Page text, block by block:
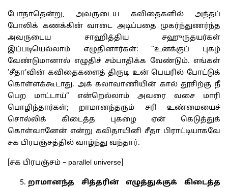
போதாதென்று, அவருடைய கவிதைகளில் அந்தப்
போலிக் கணக்கின் வாடை அடிப்பதை முகர்ந்துணர்ந்த
அவருடைய சாஹித்திய சஹுருதயர்கள்
இப்படியெல்லாம் எழுதினார்கள்: ”உனக்குப் புகழ்
வேண்டுமானால் எழுதிச் சம்பாதிக்க வேண்டும். எங்கள்
’சீதா’வின் கவிதைகளைத் திருடி உன் பெயரில் போட்டுக்
கொள்ளக்கூடாது. அக் கலாவாணியின் கால் தூசிற்கு நீ
பெற மாட்டாய்” என்றெல்லாம் அவரை வசை மாரி
பொழிந்தார்கள்; றாமானந்தரும் சரி உண்மையைச்
சொல்லிக் கிடைத்த புகழை ஏன் கெடுத்துக்
கொள்வானேன் என்று கவிதாயினி சீதா பிராட்டியாகவே
சக பிரபஞ்சத்தில் வாழ்ந்து வந்தார்.
[சக பிரபஞ்சம் – parallel universe]
றாமானந்த சித்தரின் எழுத்துக்குக் கிடைத்த